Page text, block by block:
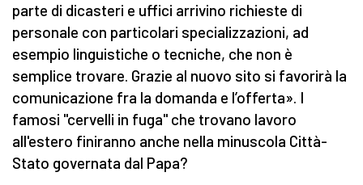
parte di dicasteri e uffici arrivino richieste di
personale con particolari specializzazioni, ad
esempio linguistiche o tecniche, che non è
semplice trovare. Grazie al nuovo sito si favorirà la
comunicazione fra la domanda e l’offerta». I
famosi "cervelli in fuga" che trovano lavoro
all'estero finiranno anche nella minuscola Città-
Stato governata dal Papa?